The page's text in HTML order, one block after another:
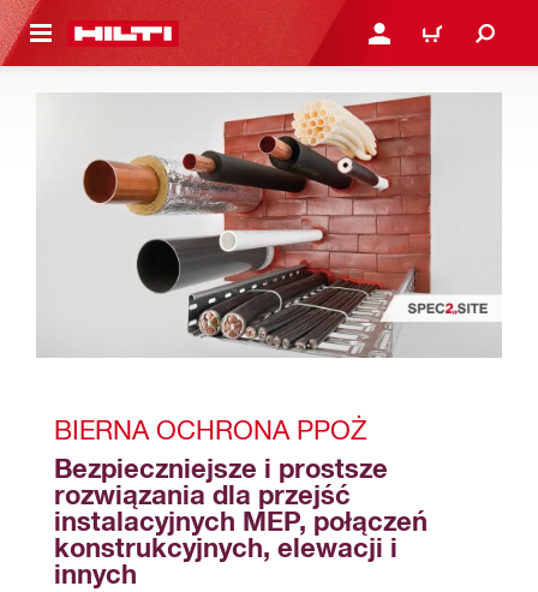
GŁÓWNEJ ZALOGUJ SIĘ LUB
KOSZYK
BIERNA OCHRONA PPOŻ
Bezpieczniejsze i prostsze
rozwiązania dla przejść
instalacyjnych MEP, połączeń
konstrukcyjnych, elewacji i
innych